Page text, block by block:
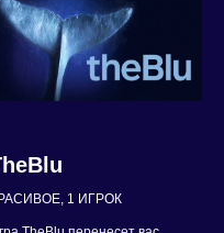
1 ИГРОК